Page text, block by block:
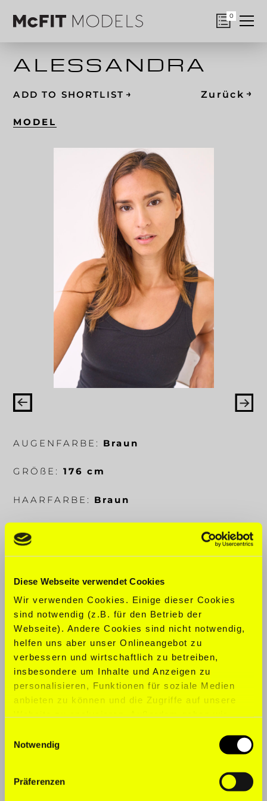
Diese Webseite verwendet Cookies
Wir verwenden Cookies. Einige dieser Cookies
sind notwendig (z.B. für den Betrieb der
Webseite). Andere Cookies sind nicht notwendig,
helfen uns aber unser Onlineangebot zu
verbessern und wirtschaftlich zu betreiben,
insbesondere um Inhalte und Anzeigen zu
personalisieren, Funktionen für soziale Medien
anbieten zu können und die Zugriffe auf unsere
Website an unsere Partner für soziale Medien,
Werbung und Analysen weiter. Unsere Partner
führen diese Informationen möglicherweise mit
weiteren Daten zusammen, die Sie ihnen
Notwendig
Präferenzen
0
ALESSANDRA
ADD TO SHORTLIST → Zurück →
MODEL
AUGENFARBE: Braun
GRÖ ß E: 176 cm
HAARFARBE: Braun
KONFEKTION:S
SCHUHGRÖ ßE:38
SPORTARTEN: Basketball, CrossFit,
Squash, Schwimmen, Tennis,
Volleyball
SPRACHEN:Englisch, Deutsch,
Spanisch